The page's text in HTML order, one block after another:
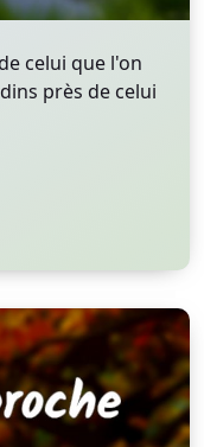
celui que l'on
près de celui